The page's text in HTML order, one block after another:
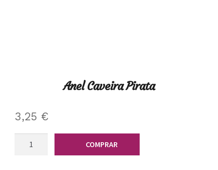
Anel Caveira Pirata
3,25 €
COMPRAR